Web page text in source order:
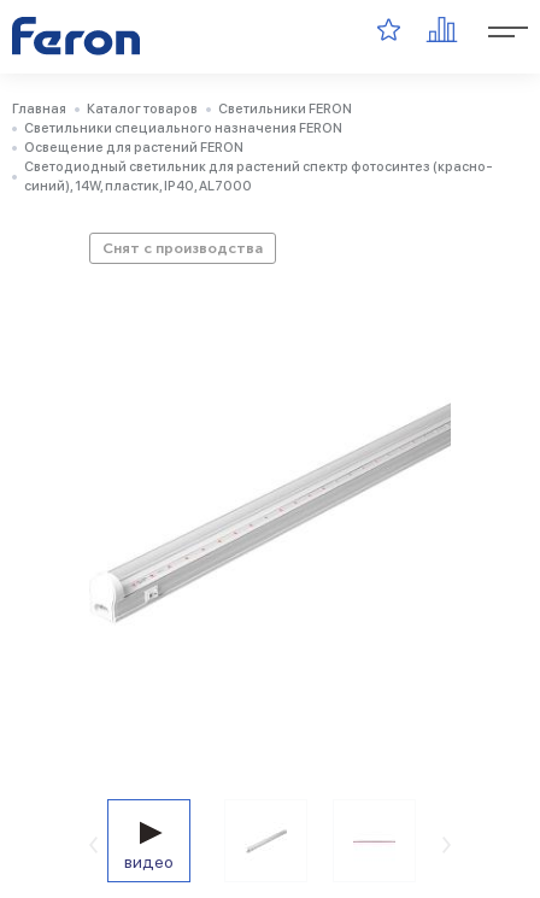
Главная Каталог товаров
Светильники FERON
Светильники специального назначения FERON
Освещение для растений FERON
Светодиодный светильник для растений спектр фотосинтез (красно-
синий), 14W, пластик, IP40, AL7000
видео
Снят с производства